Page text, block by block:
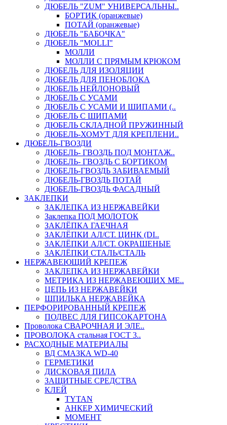
ДЮБЕЛЬ "ZUM" УНИВЕРСАЛЬНЫ..
БОРТИК (оранжевые)
ПОТАЙ (оранжевые)
ДЮБЕЛЬ "БАБОЧКА"
ДЮБЕЛЬ "МOLLI"
МОЛЛИ
МОЛЛИ С ПРЯМЫМ КРЮКОМ
ДЮБЕЛЬ ДЛЯ ИЗОЛЯЦИИ
ДЮБЕЛЬ ДЛЯ ПЕНОБЛОКА
ДЮБЕЛЬ НЕЙЛОНОВЫЙ
ДЮБЕЛЬ С УСАМИ
ДЮБЕЛЬ С УСАМИ И ШИПАМИ (..
ДЮБЕЛЬ С ШИПАМИ
ДЮБЕЛЬ СКЛАДНОЙ ПРУЖИННЫЙ
ДЮБЕЛЬ-ХОМУТ ДЛЯ КРЕПЛЕНИ..
ДЮБЕЛЬ-ГВОЗДИ
ДЮБЕЛЬ- ГВОЗДЬ ПОД МОНТАЖ..
ДЮБЕЛЬ- ГВОЗДЬ С БОРТИКОМ
ДЮБЕЛЬ-ГВОЗДЬ ЗАБИВАЕМЫЙ
ДЮБЕЛЬ-ГВОЗДЬ ПОТАЙ
ДЮБЕЛЬ-ГВОЗДЬ ФАСАДНЫЙ
ЗАКЛЕПКИ
ЗАКЛЕПКА ИЗ НЕРЖАВЕЙКИ
Заклепка ПОД МОЛОТОК
ЗАКЛЁПКА ГАЕЧНАЯ
ЗАКЛЁПКИ АЛ/СТ. ЦИНК (DI..
ЗАКЛЁПКИ АЛ/СТ. ОКРАШЕНЫЕ
ЗАКЛЁПКИ СТАЛЬ/СТАЛЬ
НЕРЖАВЕЮЩИЙ КРЕПЕЖ
ЗАКЛЕПКА ИЗ НЕРЖАВЕЙКИ
МЕТРИКА ИЗ НЕРЖАВЕЮЩИХ МЕ..
ЦЕПЬ ИЗ НЕРЖАВЕЙКИ
ШПИЛЬКА НЕРЖАВЕЙКА
ПЕРФОРИРОВАННЫЙ КРЕПЕЖ
ПОДВЕС ДЛЯ ГИПСОКАРТОНА
Проволока СВАРОЧНАЯ И ЭЛЕ..
ПРОВОЛОКА стальная ГОСТ 3..
РАСХОДНЫЕ МАТЕРИАЛЫ
ВД СМАЗКА WD-40
ГЕРМЕТИКИ
ДИСКОВАЯ ПИЛА
ЗАЩИТНЫЕ СРЕДСТВА
КЛЕЙ
TYTAN
АНКЕР ХИМИЧЕСКИЙ
МОМЕНТ